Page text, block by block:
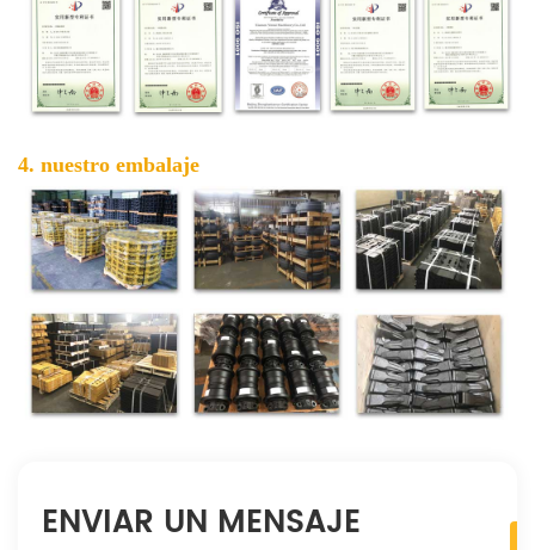
4. nuestro embalaje
ENVIAR UN MENSAJE